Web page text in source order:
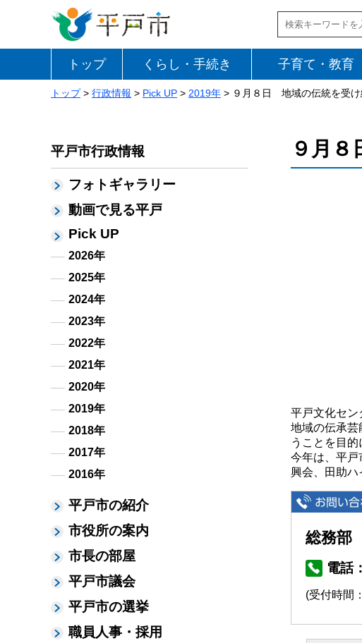
トップ くらし・手続き 子育て・教育
トップ> 行政情報 > Pick UP > 2019年 > ９月８日 地域の伝統を受け
平戸市行政情報
フォトギャラリー
動画で見る平戸
Pick UP
2026年
2025年
2024年
2023年
2022年
2021年
2020年
2019年
2018年
2017年
2016年
平戸市の紹介
市役所の案内
市長の部屋
平戸市議会
平戸市の選挙
職員人事・採用
９月
平戸文化セン
地域の伝承芸
うことを目的
今年は、平戸
興会、田助ハ
総務
電話
(受付時間